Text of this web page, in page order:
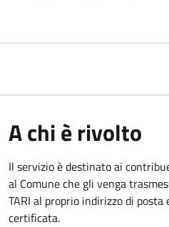
A chi è rivolto
Il servizio è destinato ai
al Comune che gli venga
TARI al proprio indirizzo di
certificata.